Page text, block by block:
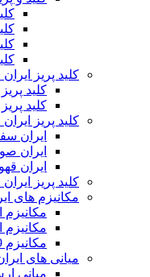
کلید پریز ایران
کلید
کلید پریز 2009 نقره – زغال
کلید پریز ایران
ایران
ایران
ایران
کلید پریز
مکانیزم های
مکانیزم
مکانیزم
مکانیزم 2009
میانی های
میانی